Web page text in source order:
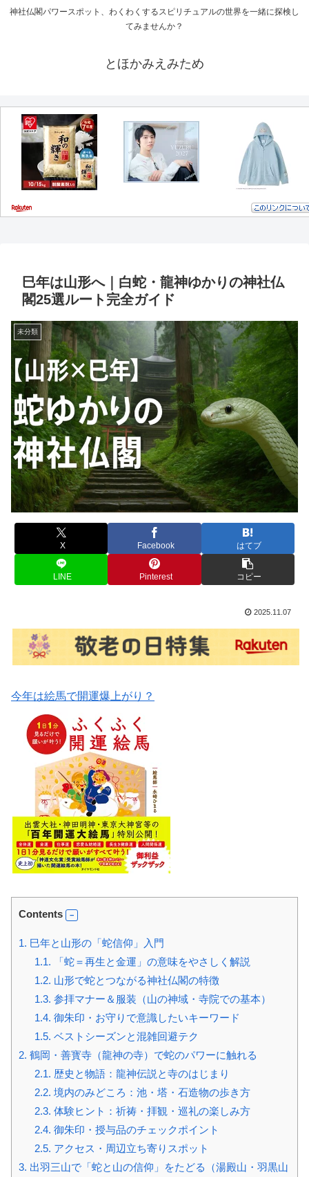
神社仏閣パワースポット、わくわくするスピリチュアルの世界を一緒に探検し
てみませんか？
とほかみえみため
巳年は山形へ｜白蛇・龍神ゆかりの神社仏
閣25選ルート完全ガイド
未分類
X Facebook はてブ
LINE Pinterest コピー
2025.11.07
今年は絵馬で開運爆上がり？
Contents
1. 巳年と山形の「蛇信仰」入門
1.1. 「蛇＝再生と金運」の意味をやさしく解説
1.2. 山形で蛇とつながる神社仏閣の特徴
1.3. 参拝マナー＆服装（山の神域・寺院での基本）
1.4. 御朱印・お守りで意識したいキーワード
1.5. ベストシーズンと混雑回避テク
2. 鶴岡・善寳寺（龍神の寺）で蛇のパワーに触れる
2.1. 歴史と物語：龍神伝説と寺のはじまり
2.2. 境内のみどころ：池・塔・石造物の歩き方
2.3. 体験ヒント：祈祷・拝観・巡礼の楽しみ方
2.4. 御朱印・授与品のチェックポイント
2.5. アクセス・周辺立ち寄りスポット
3. 出羽三山で「蛇と山の信仰」をたどる（湯殿山・羽黒山